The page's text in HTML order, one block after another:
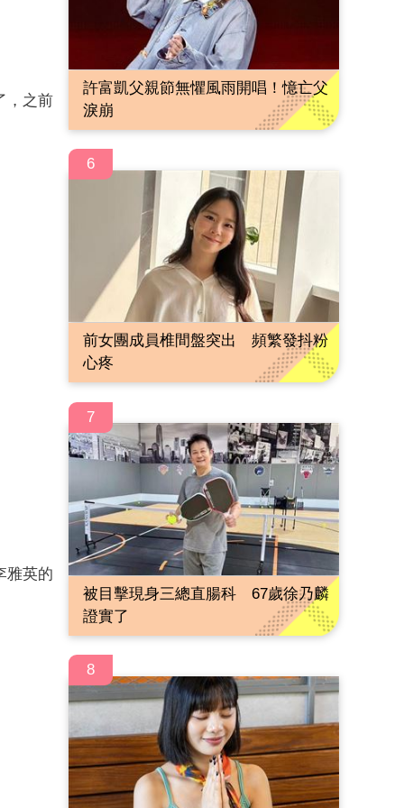
，之前
雅英的
許富凱父親節無懼風雨開唱！憶亡父
淚崩
6
前女團成員椎間盤突出 頻繁發抖粉
心疼
7
被目擊現身三總直腸科 67歲徐乃麟
證實了
8